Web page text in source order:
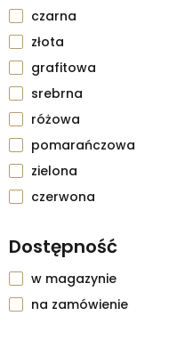
czarna
złota
grafitowa
srebrna
różowa
pomarańczowa
zielona
czerwona
Dostępność
w magazynie
na zamówienie